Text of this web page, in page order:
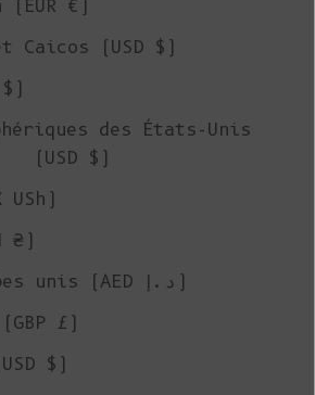
(EUR €)
Caicos (USD $)
des États-Unis
(USD $)
USh)
₴)
Émirats arabes unis (AED د.إ)
£)
$)